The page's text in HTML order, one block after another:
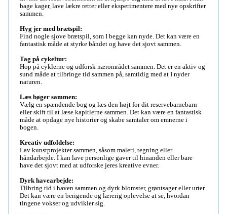
bage kager, lave lækre retter eller eksperimentere med nye opskrifter
sammen.
Hyg jer med brætspil:
Find nogle sjove brætspil, som I begge kan nyde. Det kan være en
fantastisk måde at styrke båndet og have det sjovt sammen.
Tag på cykeltur:
Hop på cyklerne og udforsk nærområdet sammen. Det er en aktiv og
sund måde at tilbringe tid sammen på, samtidig med at I nyder
naturen.
Læs bøger sammen:
Vælg en spændende bog og læs den højt for dit reservebarnebarn
eller skift til at læse kapitlerne sammen. Det kan være en fantastisk
måde at opdage nye historier og skabe samtaler om emnerne i
bogen.
Kreativ udfoldelse:
Lav kunstprojekter sammen, såsom maleri, tegning eller
håndarbejde. I kan lave personlige gaver til hinanden eller bare
have det sjovt med at udforske jeres kreative evner.
Dyrk havearbejde:
Tilbring tid i haven sammen og dyrk blomster, grøntsager eller urter.
Det kan være en berigende og lærerig oplevelse at se, hvordan
tingene vokser og udvikler sig.